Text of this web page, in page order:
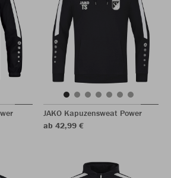
JAKO Kapuzensweat Power
ab 42,99 €